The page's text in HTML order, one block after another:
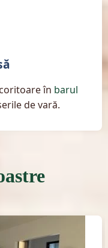
în barul
de vară.